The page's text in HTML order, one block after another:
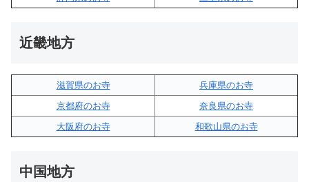
近畿地方
滋賀県のお寺
兵庫県のお寺
京都府のお寺
奈良県のお寺
大阪府のお寺
和歌山県のお寺
中国地方